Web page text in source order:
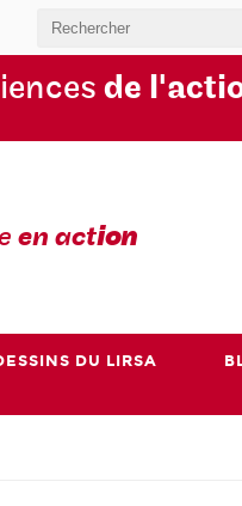
de
en action
DU LIRSA